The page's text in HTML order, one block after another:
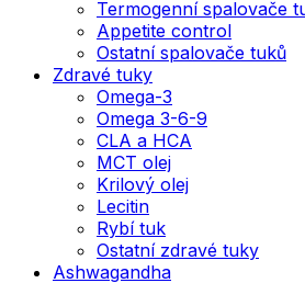
Termogenní spalovače
Appetite control
Ostatní spalovače tuků
Zdravé tuky
Omega-3
Omega 3-6-9
CLA a HCA
MCT olej
Krilový olej
Lecitin
Rybí tuk
Ostatní zdravé tuky
Ashwagandha